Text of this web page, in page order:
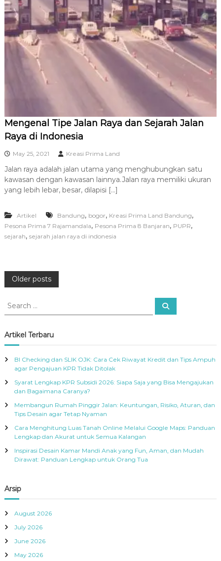
Mengenal Tipe Jalan Raya dan Sejarah Jalan
Raya di Indonesia
May 25, 2021 Kreasi Prima Land
Jalan raya adalah jalan utama yang menghubungkan satu
kawasan dengan kawasan lainnya.Jalan raya memiliki ukuran
yang lebih lebar, besar, dilapisi […]
Artikel Bandung, bogor, Kreasi Prima Land Bandung,
Pesona Prima 7 Rajamandala, Pesona Prima 8 Banjaran, PUPR,
sejarah, sejarah jalan raya di indonesia
P
o
t
g
a
t
i
Older posts
S
r
c
f
r
S
Artikel Terbaru
BI Checking dan SLIK OJK: Cara Cek Riwayat Kredit dan Tips Ampuh
agar Pengajuan KPR Tidak Ditolak
Syarat Lengkap KPR Subsidi 2026: Siapa Saja yang Bisa Mengajukan
dan Bagaimana Caranya?
Membangun Rumah Pinggir Jalan: Keuntungan, Risiko, Aturan, dan
Tips Desain agar Tetap Nyaman
Cara Menghitung Luas Tanah Online Melalui Google Maps: Panduan
Lengkap dan Akurat untuk Semua Kalangan
Inspirasi Desain Kamar Mandi Anak yang Fun, Aman, dan Mudah
Dirawat: Panduan Lengkap untuk Orang Tua
Arsip
August 2026
July 2026
June 2026
May 2026